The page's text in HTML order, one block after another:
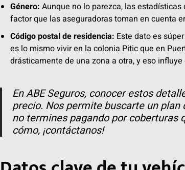
Género: Aunque no lo parezca, las
factor que las aseguradoras toman en cuenta
Código postal de residencia: Este dato es
es lo mismo vivir en la colonia Pitic que en
drásticamente de una zona a otra, y eso
En ABE Seguros, conocer estos
precio. Nos permite buscarte un plan
no termines pagando por
cómo, ¡contáctanos!